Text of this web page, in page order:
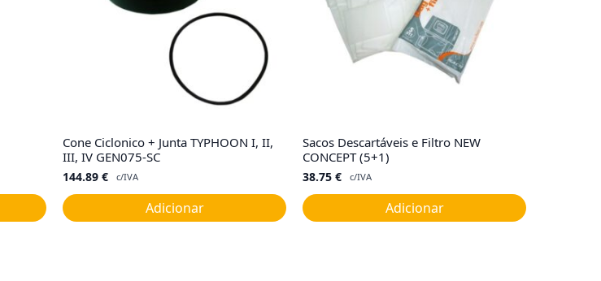
Cone Ciclonico + Junta TYPHOON I, II,
III, IV GEN075-SC
144.89 € c/IVA
Adicionar
Sacos Descartáveis e Filtro NEW
CONCEPT (5+1)
38.75 € c/IVA
Adicionar